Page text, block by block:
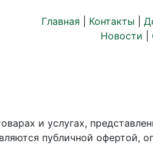
Главная Контакты
Новости
и услугах,
публичной офертой,